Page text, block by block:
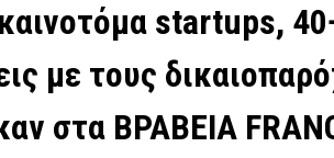
startups,
με τους
στα ΒΡΑΒΕΙΑ